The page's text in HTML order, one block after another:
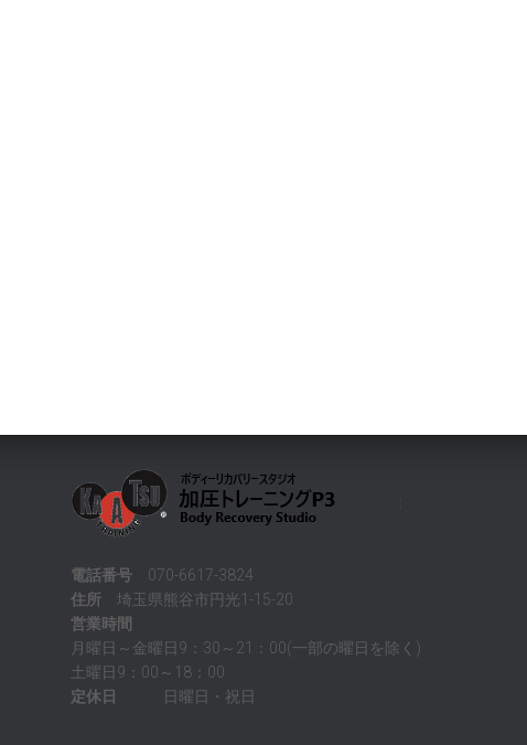
電話番号 070-6617-3824
住所 埼玉県熊谷市円光1-15-20
営業時間
月曜日～金曜日9：30～21：00(一部の曜日を除く)
土曜日9：00～18：00
定休日
日曜日・祝日